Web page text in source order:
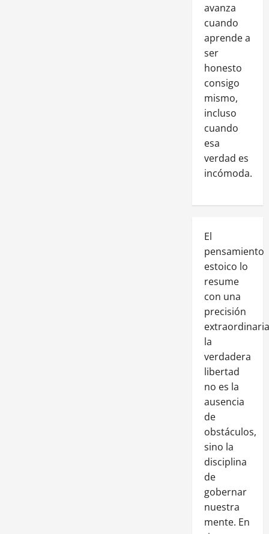
avanza
cuando
aprende a
ser
honesto
consigo
mismo,
incluso
cuando
esa
verdad es
incómoda.
El
pensamiento
estoico lo
resume
con una
precisión
la
verdadera
libertad
no es la
ausencia
de
obstáculos,
sino la
disciplina
de
gobernar
nuestra
mente. En